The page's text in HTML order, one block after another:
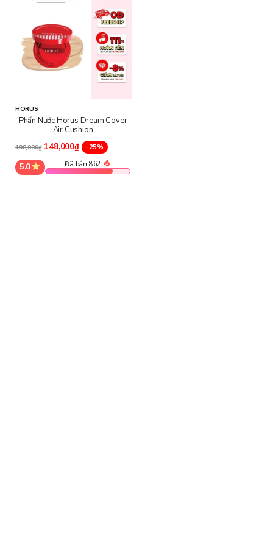
HORUS
Phấn Nước Horus Dream Cover
Air Cushion
198,000₫ 148,000₫ -25%
5.0 Đã bán 862